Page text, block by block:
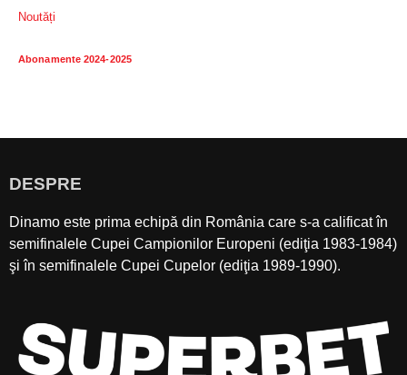
Noutăți
Abonamente 2024-2025
DESPRE
Dinamo este prima echipă din România care s-a calificat în
semifinalele Cupei Campionilor Europeni (ediţia 1983-1984)
şi în semifinalele Cupei Cupelor (ediţia 1989-1990).